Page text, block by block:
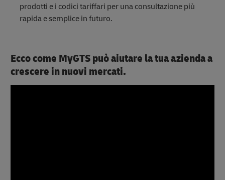
prodotti e i codici tariffari per una consultazione più
rapida e semplice in futuro.
Ecco come MyGTS può aiutare la tua azienda a
crescere in nuovi mercati.